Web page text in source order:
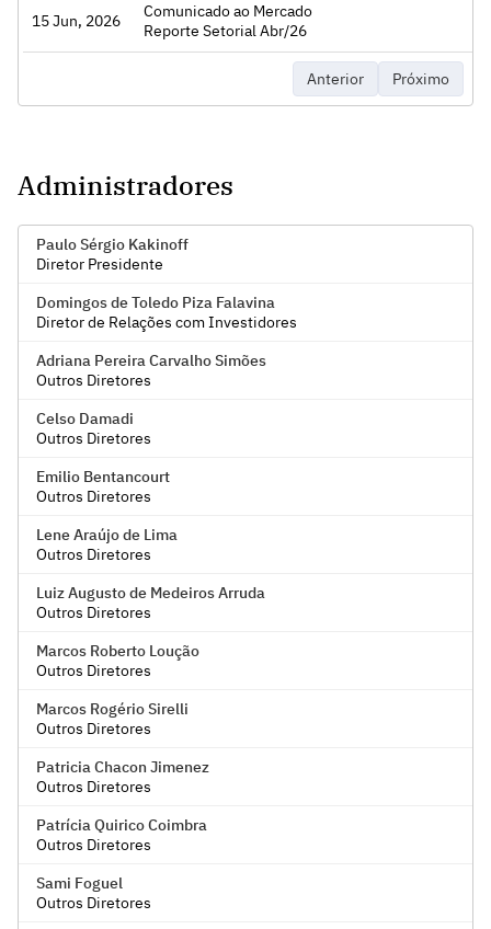
15 Jun, 2026
Comunicado ao Mercado
Reporte Setorial Abr/26
Acessar
Anterior Próximo
Administradores
Paulo Sérgio Kakinoff
Diretor Presidente
Domingos de Toledo Piza Falavina
Diretor de Relações com Investidores
Adriana Pereira Carvalho Simões
Outros Diretores
Celso Damadi
Outros Diretores
Emilio Bentancourt
Outros Diretores
Lene Araújo de Lima
Outros Diretores
Luiz Augusto de Medeiros Arruda
Outros Diretores
Marcos Roberto Loução
Outros Diretores
Marcos Rogério Sirelli
Outros Diretores
Patricia Chacon Jimenez
Outros Diretores
Patrícia Quirico Coimbra
Outros Diretores
Sami Foguel
Outros Diretores